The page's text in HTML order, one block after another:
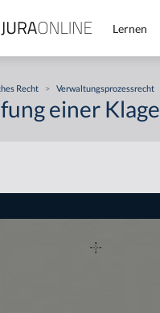
Lernen
Recht > Verwaltungsprozessrecht
einer Klage